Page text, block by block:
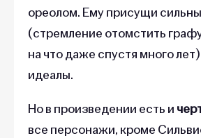
ореолом. Ему присущи
(стремление отомстить
на что даже спустя много
идеалы.
Но в произведении есть и
все персонажи, кроме